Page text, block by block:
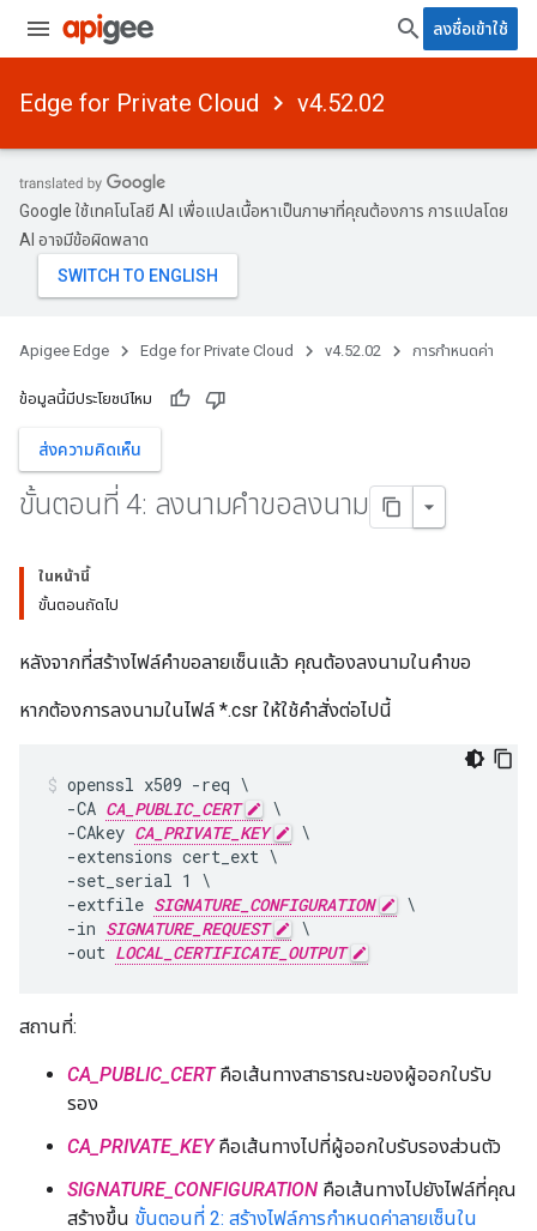
ลงชื่อเข้าใช้
Edge for Private Cloud v4.52.02
Google ใช้เทคโนโลยี AI เพื่อแปลเนื้อหาเป็นภาษาที่คุณต้องการ การแปลโดย
AI อาจมีข้อผิดพลาด
Apigee Edge Edge for Private Cloud v4.52.02 การกำหนดค่า
ข้อมูลนี้มีประโยชน์ไหม
ส่งความคิดเห็น
ขั้นตอนที่ 4: ลงนามคําขอลงนาม
ในหน้านี้
ขั้นตอนถัดไป
หลังจากที่สร้างไฟล์คำขอลายเซ็นแล้ว คุณต้องลงนามในคำขอ
หากต้องการลงนามในไฟล์ *.csr ให้ใช้คำสั่งต่อไปนี้
openssl x509 -req \
  -CA
CA_PUBLIC_CERT
\
  -CAkey
CA_PRIVATE_KEY
\
  -extensions cert_ext \
  -set_serial 1 \
  -extfile
SIGNATURE_CONFIGURATION
\
  -in
SIGNATURE_REQUEST
\
  -out
LOCAL_CERTIFICATE_OUTPUT
สถานที่:
CA_PUBLIC_CERTคือเส้นทางสาธารณะของผู้ออกใบรับ
รอง
CA_PRIVATE_KEYคือเส้นทางไปที่ผู้ออกใบรับรองส่วนตัว
SIGNATURE_CONFIGURATION คือเส้นทางไปยังไฟล์ที่คุณ
สร้างขึ้น ขั้นตอนที่ 2: สร้างไฟล์การกำหนดค่าลายเซ็นใน